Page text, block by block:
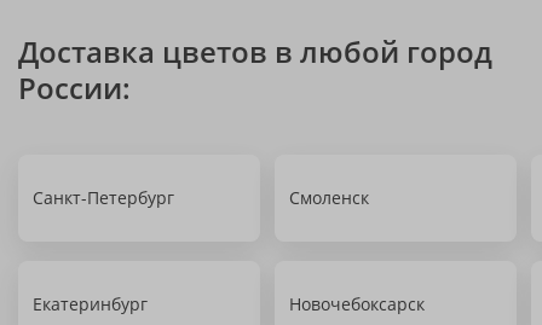
Доставка цветов в любой город
России:
Санкт-Петербург Смоленск
Екатеринбург Новочебоксарск